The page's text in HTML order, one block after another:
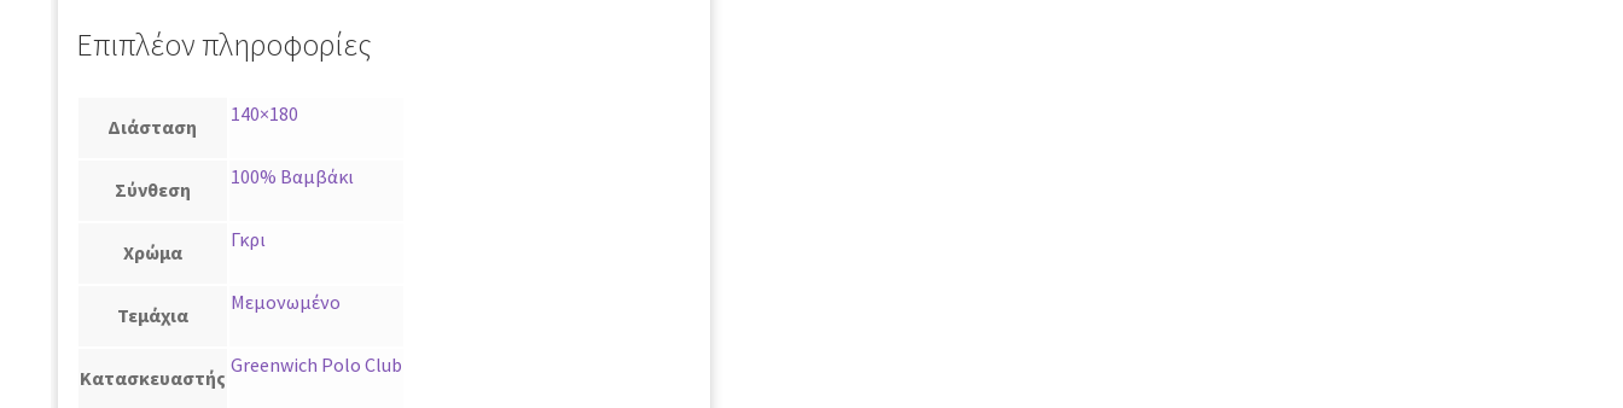
Επιπλέον πληροφορίες
Διάσταση
140×180
Σύνθεση
100% Βαμβάκι
Χρώμα
Γκρι
Τεμάχια
Μεμονωμένο
Κατασκευαστής
Greenwich Polo Club